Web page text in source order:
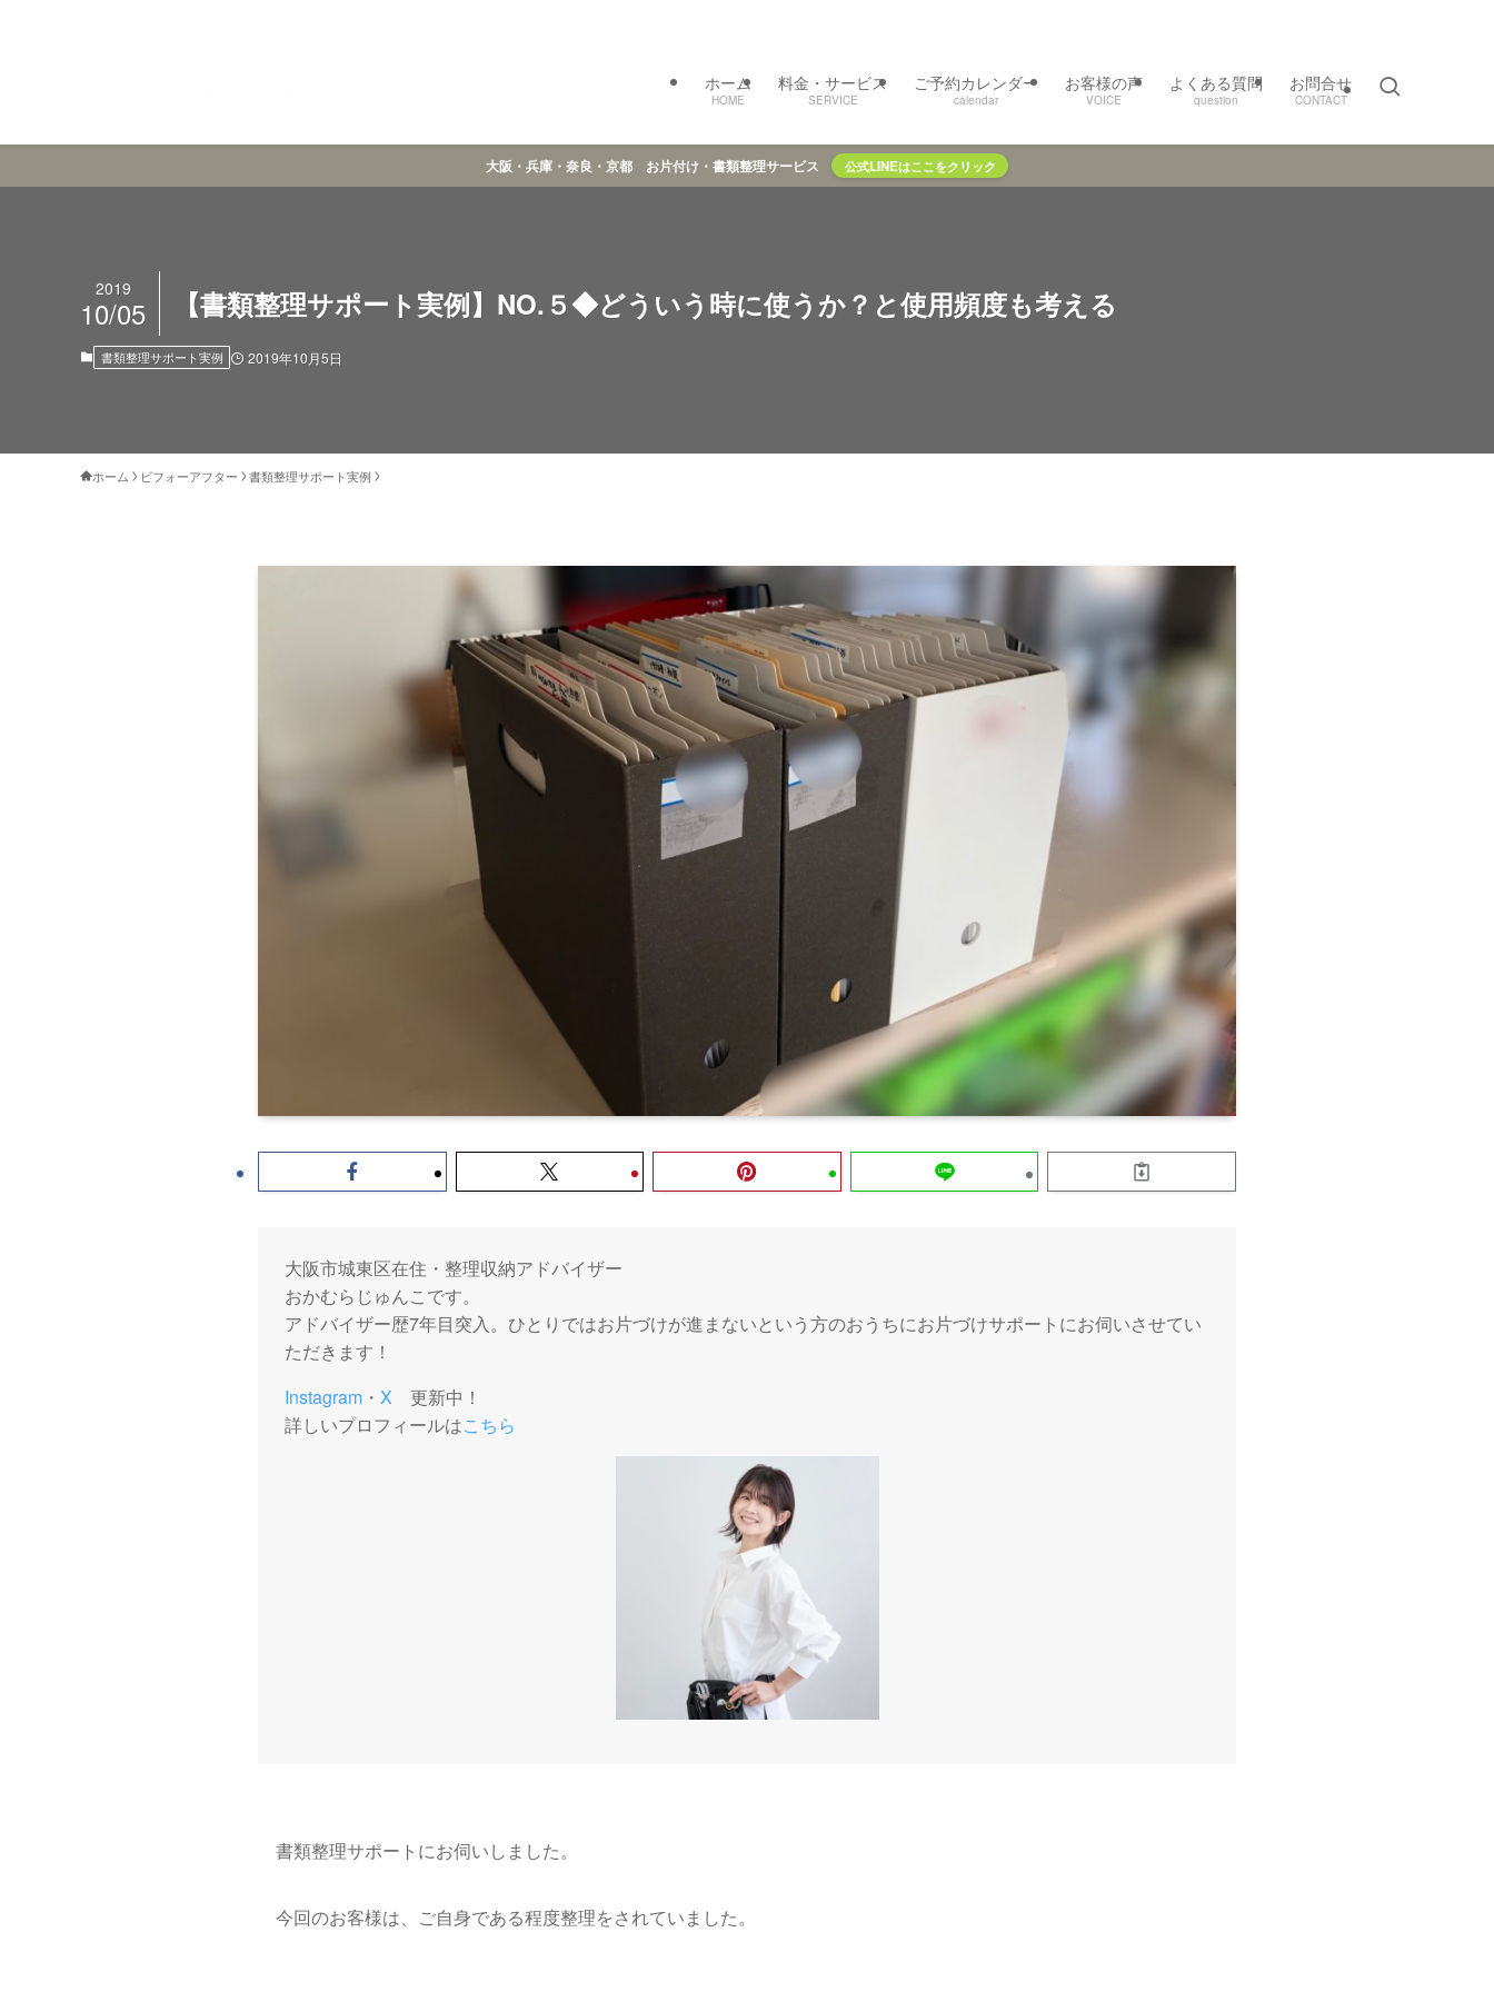
ホーム
HOME
料金・サービス
SERVICE
ご予約カレンダー
calendar
お客様の声
VOICE
よくある質問
question
お問合せ
CONTACT
大阪・兵庫・奈良・京都 お片付け・書類整理サービス 公式LINEはここをクリック
【書類整理サポート実例】NO.５◆どういう時に使うか？と使用頻度も考える
2019
10/05
書類整理サポート実例 2019年10月5日
ホーム ビフォーアフター 書類整理サポート実例
大阪市城東区在住・整理収納アドバイザー
おかむらじゅんこです。
アドバイザー歴7年目突入。ひとりではお片づけが進まないという方のおうちにお片づけサポートにお伺いさせてい
ただきます！
Instagram ・ X 更新中！
詳しいプロフィールはこちら
書類整理サポートにお伺いしました。
今回のお客様は、ご自身である程度整理をされていました。